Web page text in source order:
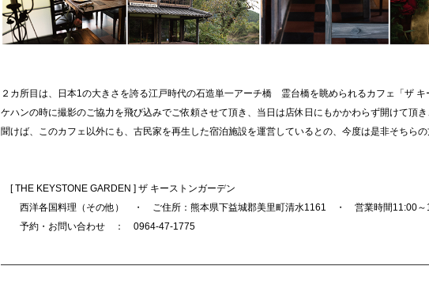
２カ所目は、日本1の大きさを誇る江戸時代の石造単一アーチ橋 霊台橋を眺められるカフェ「ザ
ケハンの時に撮影のご協力を飛び込みでご依頼させて頂き、当日は店休日にもかかわらず開けて頂
聞けば、このカフェ以外にも、古民家を再生した宿泊施設を運営しているとの、今度は是非そちらの
[ THE KEYSTONE GARDEN ] ザ キーストンガーデン
西洋各国料理（その他） ・ ご住所：熊本県下益城郡美里町清水1161 ・ 営業時間
予約・お問い合わせ ： 0964-47-1775